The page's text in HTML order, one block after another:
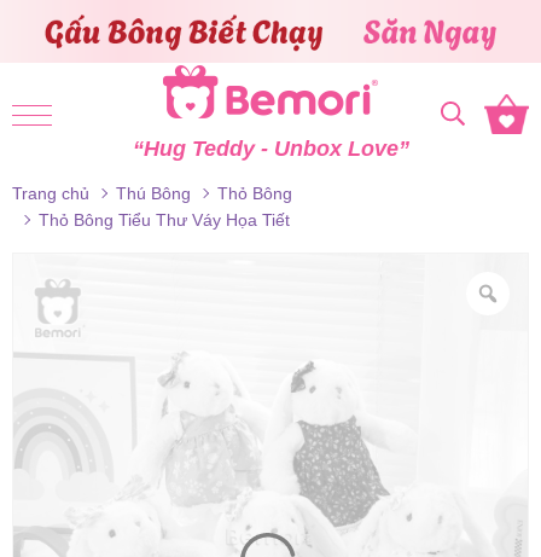
Skip to content
“Hug Teddy - Unbox Love”
Trang chủ Thú Bông
Thỏ Bông
Thỏ Bông Tiểu Thư Váy Họa Tiết